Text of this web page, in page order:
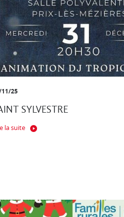
11/25
SYLVESTRE
la suite